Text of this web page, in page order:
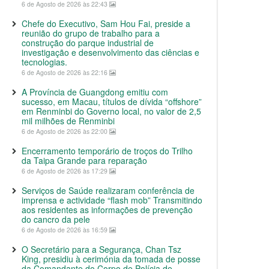
6 de Agosto de 2026 às 22:43
Chefe do Executivo, Sam Hou Fai, preside a
reunião do grupo de trabalho para a
construção do parque industrial de
investigação e desenvolvimento das ciências e
tecnologias.
6 de Agosto de 2026 às 22:16
A Província de Guangdong emitiu com
sucesso, em Macau, títulos de dívida “offshore”
em Renminbi do Governo local, no valor de 2,5
mil milhões de Renminbi
6 de Agosto de 2026 às 22:00
Encerramento temporário de troços do Trilho
da Taipa Grande para reparação
6 de Agosto de 2026 às 17:29
Serviços de Saúde realizaram conferência de
imprensa e actividade “flash mob” Transmitindo
aos residentes as informações de prevenção
do cancro da pele
6 de Agosto de 2026 às 16:59
O Secretário para a Segurança, Chan Tsz
King, presidiu à cerimónia da tomada de posse